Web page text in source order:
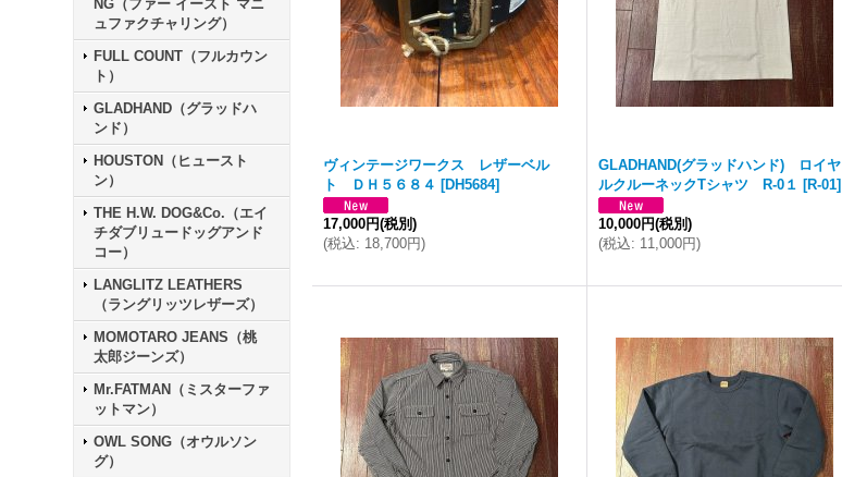
NG（ファー イースト マニ
ュファクチャリング）
FULL COUNT（フルカウン
ト）
GLADHAND（グラッドハ
ンド）
HOUSTON（ヒュースト
ン）
THE H.W. DOG&Co.（エイ
チダブリュードッグアンド
コー）
LANGLITZ LEATHERS
（ラングリッツレザーズ）
MOMOTARO JEANS（桃
太郎ジーンズ）
Mr.FATMAN（ミスターファ
ットマン）
OWL SONG（オウルソン
グ）
ヴィンテージワークス レザーベル
ト ＤＨ５６８４ [DH5684]
17,000円(税別)
(税込: 18,700円)
GLADHAND(グラッドハンド) ロイヤ
ルクルーネックTシャツ R-0１ [R-01]
10,000円(税別)
(税込: 11,000円)